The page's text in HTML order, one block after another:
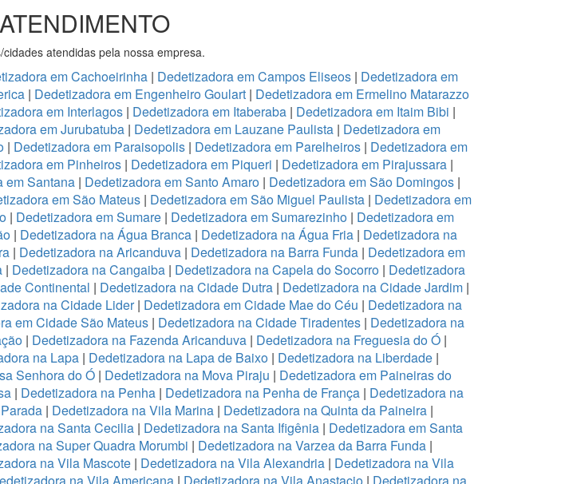
atendidas pela nossa empresa.
em Cachoeirinha | Dedetizadora em Campos Eliseos | Dedetizadora em
| Dedetizadora em Engenheiro Goulart | Dedetizadora em Ermelino Matarazzo
em Interlagos | Dedetizadora em Itaberaba | Dedetizadora em Itaim Bibi |
em Jurubatuba | Dedetizadora em Lauzane Paulista | Dedetizadora em
| Dedetizadora em Paraisopolis | Dedetizadora em Parelheiros | Dedetizadora em
em Pinheiros | Dedetizadora em Piqueri | Dedetizadora em Pirajussara |
em Santana| Dedetizadora em Santo Amaro| Dedetizadora em São Domingos|
em São Mateus | Dedetizadora em São Miguel Paulista| Dedetizadora em
| Dedetizadora em Sumare | Dedetizadora em Sumarezinho | Dedetizadora em
| Dedetizadora na Água Branca| Dedetizadora na Água Fria| Dedetizadora na
| Dedetizadora na Aricanduva | Dedetizadora na Barra Funda | Dedetizadora em
| Dedetizadora na Cangaiba| Dedetizadora na Capela do Socorro | Dedetizadora
Continental | Dedetizadora na Cidade Dutra | Dedetizadora na Cidade Jardim|
na Cidade Lider| Dedetizadora em Cidade Mae do Céu | Dedetizadora na
em Cidade São Mateus| Dedetizadora na Cidade Tiradentes| Dedetizadora na
| Dedetizadora na Fazenda Aricanduva | Dedetizadora na Freguesia do Ó |
na Lapa | Dedetizadora na Lapa de Baixo | Dedetizadora na Liberdade |
Senhora do Ó | Dedetizadora na Mova Piraju | Dedetizadora em Paineiras do
| Dedetizadora na Penha | Dedetizadora na Penha de França | Dedetizadora na
| Dedetizadora na Vila Marina | Dedetizadora na Quinta da Paineira |
na Santa Cecilia| Dedetizadora na Santa Ifigênia | Dedetizadora em Santa
na Super Quadra Morumbi | Dedetizadora na Varzea da Barra Funda|
na Vila Mascote | Dedetizadora na Vila Alexandria | Dedetizadora na Vila
na Vila Americana| Dedetizadora na Vila Anastacio| Dedetizadora na